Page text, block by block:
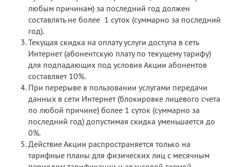
любым причинам) за последний год должен
составлять не более 1 суток (суммарно за последний
год).
Текущая скидка на оплату услуги доступа в сеть
Интернет (абонентскую плату по текущему тарифу)
для подпадающих под условия Акции абонентов
составляет 10%.
При перерыве в пользовании услугами передачи
данных в сети Интернет (блокировке лицевого счета
по любой причине) более 1 суток (суммарно за
последний год) допустимая скидка уменьшается до
0%.
Действие Акции распространяется только на
тарифные планы для физических лиц с месячным